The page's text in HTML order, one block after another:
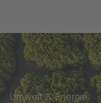
Umwelt & Energie